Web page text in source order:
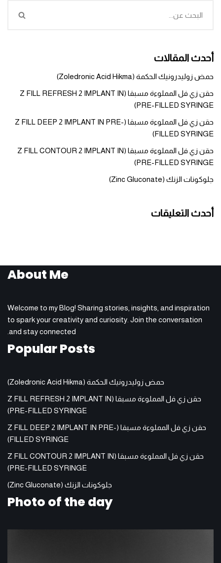
أحدث المقالات
حمض زوليدرونيك الحكمة (Zoledronic Acid Hikma)
حقن زي فل المملوءة مسبقا (Z FILL REFRESH 2 IMPLANT IN
PRE-FILLED SYRINGE)
حقن زي فل المملوءة مسبقا (Z FILL DEEP 2 IMPLANT IN PRE-
FILLED SYRINGE)
حقن زي فل المملوءة مسبقا (Z FILL CONTOUR 2 IMPLANT IN
PRE-FILLED SYRINGE)
جلوكونات الزنك (Zinc Gluconate)
أحدث التعليقات
About Me
Welcome to my Blog! Sharing stories, insights, and inspiration
to spark your creativity and curiosity. Join the conversation
and stay connected.
Popular Posts
حمض زوليدرونيك الحكمة (Zoledronic Acid Hikma)
حقن زي فل المملوءة مسبقا (Z FILL REFRESH 2 IMPLANT IN
PRE-FILLED SYRINGE)
حقن زي فل المملوءة مسبقا (Z FILL DEEP 2 IMPLANT IN PRE-
FILLED SYRINGE)
حقن زي فل المملوءة مسبقا (Z FILL CONTOUR 2 IMPLANT IN
PRE-FILLED SYRINGE)
جلوكونات الزنك (Zinc Gluconate)
Photo of the day